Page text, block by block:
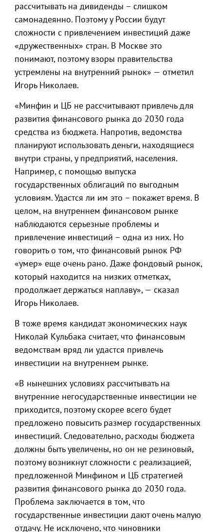
рассчитывать на дивиденды – слишком
самонадеянно. Поэтому у России будут
сложности с привлечением инвестиций даже
«дружественных» стран. В Москве это
понимают, поэтому взоры правительства
устремлены на внутренний рынок» — отметил
Игорь Николаев.
«Минфин и ЦБ не рассчитывают привлечь для
развития финансового рынка до 2030 года
средства из бюджета. Напротив, ведомства
планируют использовать деньги, находящиеся
внутри страны, у предприятий, населения.
Например, с помощью выпуска
государственных облигаций по выгодным
условиям. Удастся ли им это – покажет время. В
целом, на внутреннем финансовом рынке
наблюдаются серьезные проблемы и
привлечение инвестиций – одна из них. Но
говорить о том, что финансовый рынок РФ
«умер» еще очень рано. Даже фондовый рынок,
который находится на низких отметках,
продолжает держаться наплаву», — сказал
Игорь Николаев.
В тоже время кандидат экономических наук
Николай Кульбака считает, что финансовым
ведомствам вряд ли удастся привлечь
инвестиции на внутреннем рынке.
«В нынешних условиях рассчитывать на
внутренние негосударственные инвестиции не
приходится, поэтому скорее всего будет
предложено повысить размер государственных
инвестиций. Следовательно, расходы бюджета
должны быть увеличены, но он не резиновый,
поэтому возникнут сложности с реализацией,
предложенной Минфином и ЦБ стратегией
развития финансового рынка до 2030 года.
Проблема заключается в том, что
государственные инвестиции дают очень малую
отдачу. Не исключено, что чиновники